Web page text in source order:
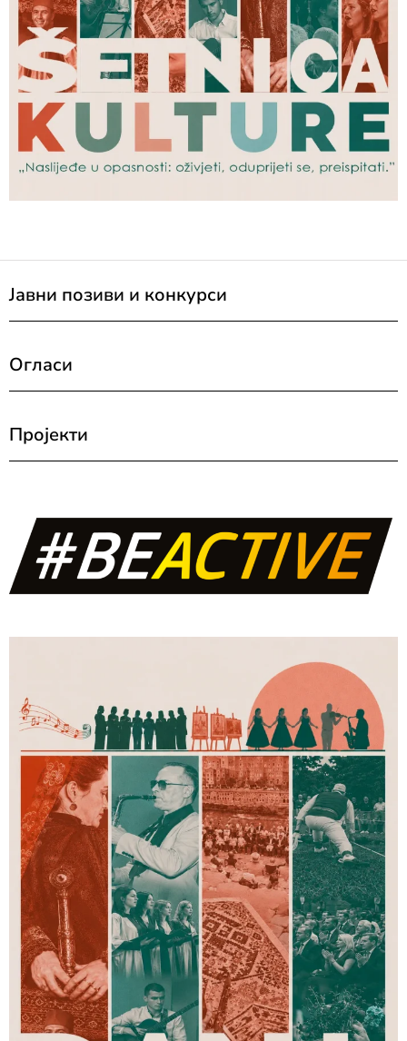
Јавни позиви и конкурси
Огласи
Пројекти